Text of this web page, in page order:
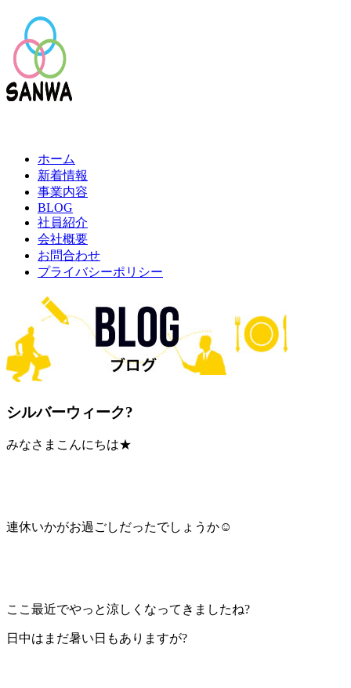
ホーム
新着情報
事業内容
BLOG
社員紹介
会社概要
お問合わせ
プライバシーポリシー
シルバーウィーク?
みなさまこんにちは★
連休いかがお過ごしだったでしょうか☺️
ここ最近でやっと涼しくなってきましたね?
日中はまだ暑い日もありますが?